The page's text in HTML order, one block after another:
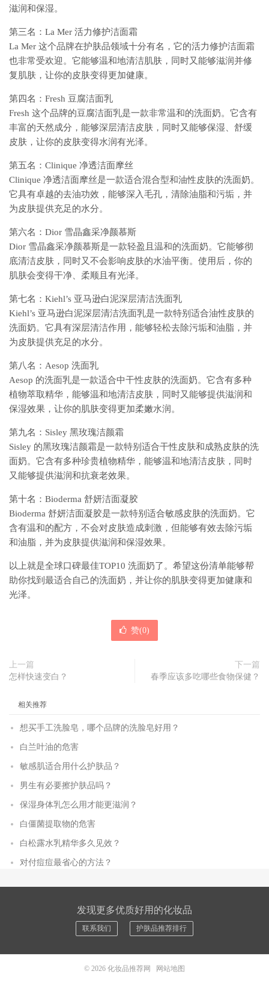
滋润和保湿。
第三名：La Mer 活力修护洁面霜
La Mer 这个品牌在护肤品领域十分有名，它的活力修护洁面霜
也非常受欢迎。它能够温和地清洁肌肤，同时又能够滋润并修
复肌肤，让你的皮肤变得更加健康。
第四名：Fresh 豆腐洁面乳
Fresh 这个品牌的豆腐洁面乳是一款非常温和的洗面奶。它含有
丰富的天然成分，能够深层清洁皮肤，同时又能够保湿、舒缓
皮肤，让你的皮肤变得水润有光泽。
第五名：Clinique 净透洁面摩丝
Clinique 净透洁面摩丝是一款适合混合型和油性皮肤的洗面奶。
它具有卓越的去油功效，能够深入毛孔，清除油脂和污垢，并
为皮肤提供充足的水分。
第六名：Dior 雪晶鑫采净颜慕斯
Dior 雪晶鑫采净颜慕斯是一款轻盈且温和的洗面奶。它能够彻
底清洁皮肤，同时又不会影响皮肤的水油平衡。使用后，你的
肌肤会变得干净、柔顺且有光泽。
第七名：Kiehl’s 亚马逊白泥深层清洁洗面乳
Kiehl’s 亚马逊白泥深层清洁洗面乳是一款特别适合油性皮肤的
洗面奶。它具有深层清洁作用，能够轻松去除污垢和油脂，并
为皮肤提供充足的水分。
第八名：Aesop 洗面乳
Aesop 的洗面乳是一款适合中干性皮肤的洗面奶。它含有多种
植物萃取精华，能够温和地清洁皮肤，同时又能够提供滋润和
保湿效果，让你的肌肤变得更加柔嫩水润。
第九名：Sisley 黑玫瑰洁颜霜
Sisley 的黑玫瑰洁颜霜是一款特别适合干性皮肤和成熟皮肤的洗
面奶。它含有多种珍贵植物精华，能够温和地清洁皮肤，同时
又能够提供滋润和抗衰老效果。
第十名：Bioderma 舒妍洁面凝胶
Bioderma 舒妍洁面凝胶是一款特别适合敏感皮肤的洗面奶。它
含有温和的配方，不会对皮肤造成刺激，但能够有效去除污垢
和油脂，并为皮肤提供滋润和保湿效果。
以上就是全球口碑最佳TOP10 洗面奶了。希望这份清单能够帮
助你找到最适合自己的洗面奶，并让你的肌肤变得更加健康和
光泽。
赞(0)
上一篇
怎样快速变白？
下一篇
春季应该多吃哪些食物保健？
相关推荐
想买手工洗脸皂，哪个品牌的洗脸皂好用？
白兰叶油的危害
敏感肌适合用什么护肤品？
男生有必要擦护肤品吗？
保湿身体乳怎么用才能更滋润？
白僵菌提取物的危害
白松露水乳精华多久见效？
对付痘痘最省心的方法？
发现更多优质好用的化妆品
联系我们 护肤品推荐排行
© 2026 化妆品推荐网 网站地图